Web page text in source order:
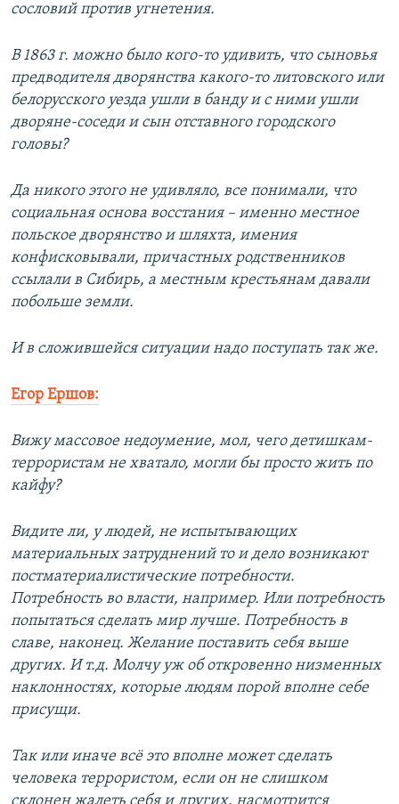
сословий против угнетения.
В 1863 г. можно было кого-то удивить, что сыновья
предводителя дворянства какого-то литовского или
белорусского уезда ушли в банду и с ними ушли
дворяне-соседи и сын отставного городского
головы?
Да никого этого не удивляло, все понимали, что
социальная основа восстания – именно местное
польское дворянство и шляхта, имения
конфисковывали, причастных родственников
ссылали в Сибирь, а местным крестьянам давали
побольше земли.
И в сложившейся ситуации надо поступать так же.
Егор Ершов:
Вижу массовое недоумение, мол, чего детишкам-
террористам не хватало, могли бы просто жить по
кайфу?
Видите ли, у людей, не испытывающих
материальных затруднений то и дело возникают
постматериалистические потребности.
Потребность во власти, например. Или потребность
попытаться сделать мир лучше. Потребность в
славе, наконец. Желание поставить себя выше
других. И т.д. Молчу уж об откровенно низменных
наклонностях, которые людям порой вполне себе
присущи.
Так или иначе всё это вполне может сделать
человека террористом, если он не слишком